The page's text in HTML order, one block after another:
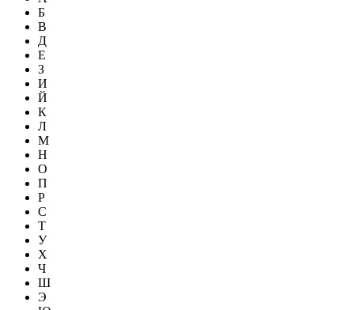
Б
В
Д
Е
З
И
Й
К
Л
М
Н
О
П
Р
С
Т
У
Х
Ч
Ш
Э